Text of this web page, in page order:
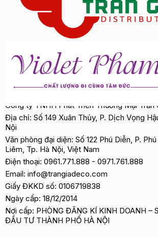
Công ty TNHH Phát Triển Thương Mại Trần
Địa chỉ: Số 149 Xuân Thủy, P. Dịch Vọng
Nội
Văn phòng đại diện: Số 122 Phú Diễn, P.
Liêm, Tp. Hà Nội, Việt Nam
Điện thoại: 0961.771.888 - 0971.761.888
Email: info@trangiadeco.com
Giấy ĐKKD số: 0106719838
Ngày cấp: 18/12/2014
Nơi cấp: PHÒNG ĐĂNG KÍ KINH DOANH –
ĐẦU TƯ THÀNH PHỐ HÀ NỘI